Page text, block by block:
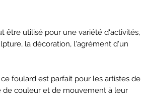
être utilisé pour une variété d'activités,
la décoration, l'agrément d'un
foulard est parfait pour les artistes de
couleur et de mouvement à leur